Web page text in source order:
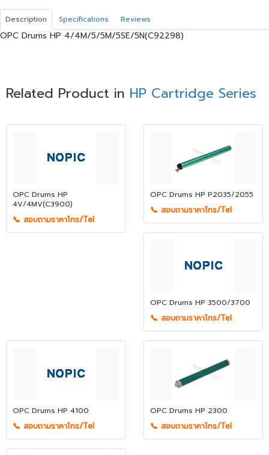
Description Specifications Reviews
OPC Drums HP 4/4M/5/5M/5SE/5N(C92298)
Related Product in HP Cartridge Series
OPC Drums HP
4V/4MV(C3900)
📞 สอบถามราคาโทร/Tel
OPC Drums HP P2035/2055
📞 สอบถามราคาโทร/Tel
OPC Drums HP 3500/3700
📞 สอบถามราคาโทร/Tel
OPC Drums HP 4100
📞 สอบถามราคาโทร/Tel
OPC Drums HP 2300
📞 สอบถามราคาโทร/Tel